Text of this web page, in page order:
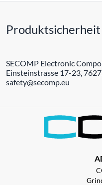
Produktsicherheit
SECOMP Electronic
Einsteinstrasse 17-23,
safety@secomp.eu